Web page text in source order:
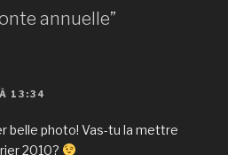
annuelle”
13:34
belle photo! Vas-tu la mettre
2010?